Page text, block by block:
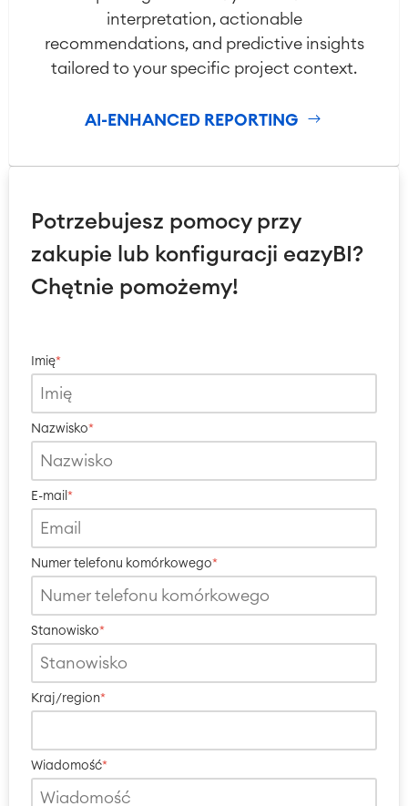
interpretation, actionable
recommendations, and predictive insights
tailored to your specific project context.
AI-ENHANCED REPORTING
Potrzebujesz pomocy przy
zakupie lub konfiguracji eazyBI?
Chętnie pomożemy!
Imię*
Nazwisko*
E-mail *
Numer telefonu komórkowego*
Stanowisko*
Kraj/region*
Wiadomość*